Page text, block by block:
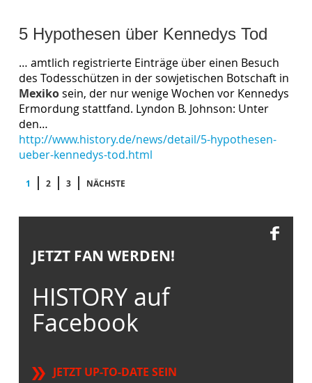
5 Hypothesen über Kennedys Tod
… amtlich registrierte Einträge über einen Besuch
des Todesschützen in der sowjetischen Botschaft in
Mexikosein, der nur wenige Wochen vor Kennedys
Ermordung stattfand. Lyndon B. Johnson: Unter
den…
http://www.history.de/news/detail/5-hypothesen-
ueber-kennedys-tod.html
1 2 3 NÄCHSTE
JETZT FAN WERDEN!
HISTORY auf
Facebook
JETZT UP-TO-DATE SEIN